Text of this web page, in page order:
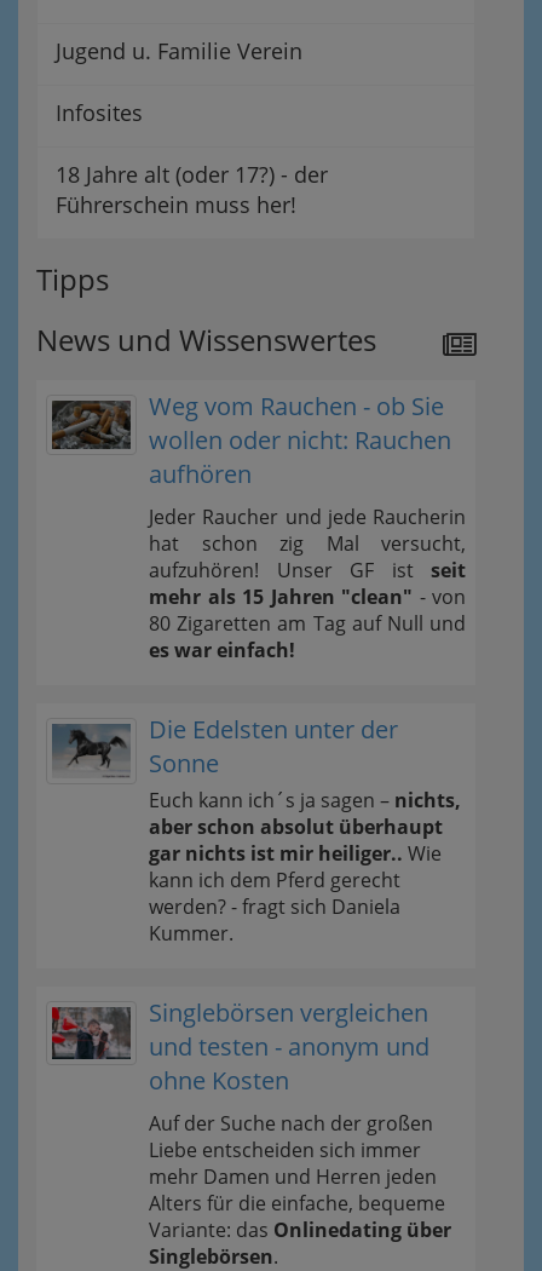
Jugend u. Familie Verein
Infosites
18 Jahre alt (oder 17?) - der
Führerschein muss her!
Tipps
News und Wissenswertes
Weg vom Rauchen - ob Sie
wollen oder nicht: Rauchen
aufhören
Jeder Raucher und jede Raucherin
hat schon zig Mal versucht,
aufzuhören! Unser GF ist seit
mehr als 15 Jahren "clean" - von
80 Zigaretten am Tag auf Null und
es war einfach!
Die Edelsten unter der
Sonne
Euch kann ich´s ja sagen – nichts,
aber schon absolut überhaupt
gar nichts ist mir heiliger.. Wie
kann ich dem Pferd gerecht
werden? - fragt sich Daniela
Kummer.
Singlebörsen vergleichen
und testen - anonym und
ohne Kosten
Auf der Suche nach der großen
Liebe entscheiden sich immer
mehr Damen und Herren jeden
Alters für die einfache, bequeme
Variante: das Onlinedating über
Singlebörsen.